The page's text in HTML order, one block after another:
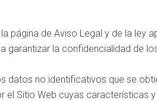
de Aviso Legal y de la ley
garantizar la confidencialidad de
datos no identificativos que se
Sitio Web cuyas características